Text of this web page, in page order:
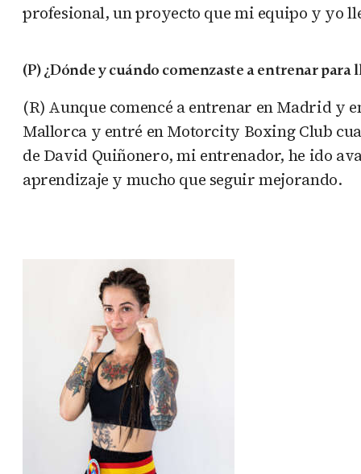
profesional, un proyecto que mi equipo y yo
(P) ¿Dónde y cuándo comenzaste a entrenar
(R) Aunque comencé a entrenar en Madrid y
Mallorca y entré en Motorcity Boxing Club
de David Quiñonero, mi entrenador, he ido
aprendizaje y mucho que seguir mejorando.